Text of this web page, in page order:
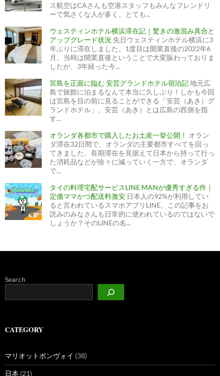
ス航空はCAさんも空港スタッフもみんなフレンドリ
ーで気さくな人が多く、とても...
ウェスティンホテル横浜滞在記｜驚きの激混み具合と
アップグレード状況 先日ウェスティンホテル横浜に3
年ぶりに滞在しました。1度目は開業直後の2022年6
月。当時は開業直後ということで大変賑わっておりま
したが、3年経った今...
宮島を正面に臨む 安芸グランドホテル宿泊記地元広
島で旅館に泊まるなんて本当に久しぶり！しかも今回
は宮島を目の前に見ることができる「安芸（あき）グ
ランドホテル」。安芸（あき）とは広島の西側を指
す...
オランダ各都市で購入したお土産一挙公開！ オラン
ダ滞在32日間で、オランダの主要都市すべてを回っ
てきました。長期滞在を見据えて日本から持って行っ
た消耗品などが徐々に減っていく一方で、オランダ
で...
タイの料理宅配サービスLINE MANが優秀すぎる件｜
定価ママかつ配送料激安 日本人の92%が利用してい
ると言われているスマホアプリLINE。この記事をお
読みのみなさんも日常的に使われているのではないで
しょうか？そのLINEの名...
Search
CATEGORY
マリオットボンヴォイ (38)
日本 (21)